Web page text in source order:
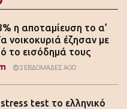
η αποταμίευση το α’
νοικοκυριά έζησαν με
το εισόδημά τους
2 ΕΒΔΟΜΆΔΕΣ AGO
test το ελληνικό